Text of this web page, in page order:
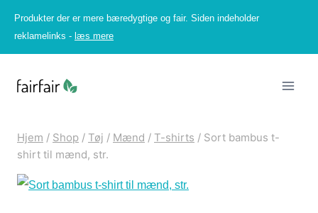
indhold
Produkter der er mere bæredygtige og fair. Siden indeholder
reklamelinks - læs mere
Hjem / Shop / Tøj / Mænd / T-shirts / Sort bambus t-
shirt til mænd, str.